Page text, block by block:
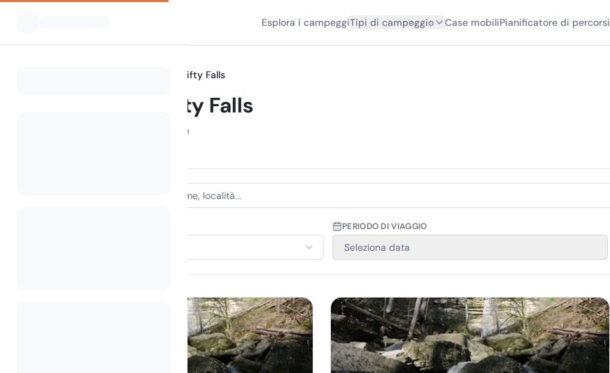
Esplora i campeggiTipi di campeggio Case mobiliPianificatore di percorsi
Clifty Falls
Camping Clifty Falls
Campeggi mostrati entro 30 km
PERIODO DI VIAGGIO
Seleziona data